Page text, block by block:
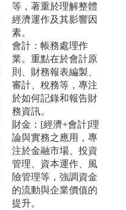
等，著重於理解整體
經濟運作及其影響因
素。
會計：帳務處理作
業。重點在於會計原
則、財務報表編製、
審計、稅務等，專注
於如何記錄和報告財
務資訊。
財金：[經濟+會計]理
論與實務之應用，專
注於金融市場、投資
管理、資本運作、風
險管理等，強調資金
的流動與企業價值的
提升。